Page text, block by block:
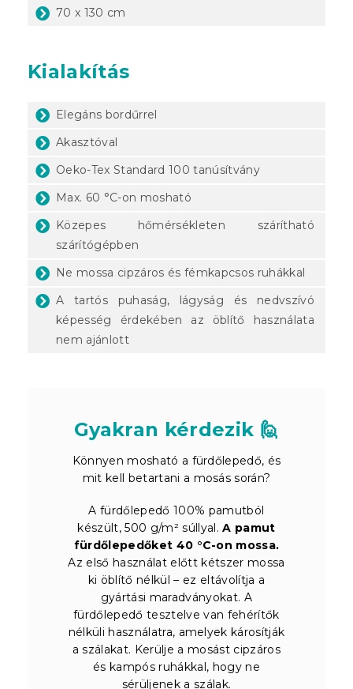
70 x 130 cm
Kialakítás
Elegáns bordűrrel
Akasztóval
Oeko-Tex Standard 100 tanúsítvány
Max. 60 °C-on mosható
Közepes hőmérsékleten szárítható
szárítógépben
Ne mossa cipzáros és fémkapcsos ruhákkal
A tartós puhaság, lágyság és nedvszívó
képesség érdekében az öblítő használata
nem ajánlott
Gyakran kérdezik 🙋
Könnyen mosható a fürdőlepedő, és
mit kell betartani a mosás során?
A fürdőlepedő 100% pamutból
készült, 500 g/m² súllyal.A pamut
fürdőlepedőket 40 °C-on mossa.
Az első használat előtt kétszer mossa
ki öblítő nélkül – ez eltávolítja a
gyártási maradványokat. A
fürdőlepedő tesztelve van fehérítők
nélküli használatra, amelyek károsítják
a szálakat. Kerülje a mosást cipzáros
és kampós ruhákkal, hogy ne
sérüljenek a szálak.